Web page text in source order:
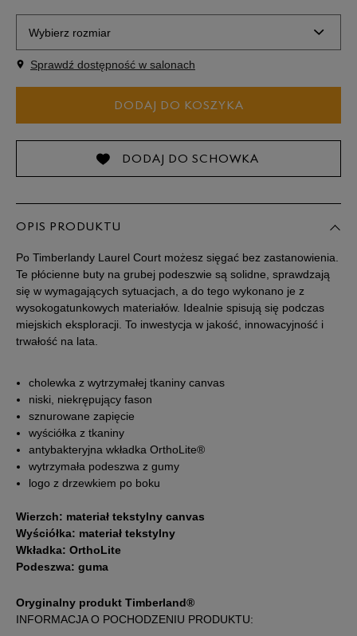
Wybierz rozmiar
Rozmiary EU
22,5 cm
23 cm Powiadom o dostępności
24,5 cm
39 25 cm Powiadom o dostępności
40 26 cm
26,5 cm
42 28 cm
Podane w centymetrach wymiary dotyczą długości stopy.
Zobacz jak zmierzyć stopę?
Sprawdź dostępność w salonach
DODAJ DO KOSZYKA
DODAJ DO SCHOWKA
OPIS PRODUKTU
Po Timberlandy Laurel Court możesz sięgać bez zastanowienia.
Te płócienne buty na grubej podeszwie są solidne, sprawdzają
się w wymagających sytuacjach, a do tego wykonano je z
wysokogatunkowych materiałów. Idealnie spisują się podczas
miejskich eksploracji. To inwestycja w jakość, innowacyjność i
trwałość na lata.
cholewka z wytrzymałej tkaniny canvas
niski, niekrępujący fason
sznurowane zapięcie
wyściółka z tkaniny
antybakteryjna wkładka OrthoLite®
wytrzymała podeszwa z gumy
logo z drzewkiem po boku
Wierzch: materiał tekstylny canvas
Wyściółka: materiał tekstylny
Wkładka: OrthoLite
Podeszwa: guma
Oryginalny produkt Timberland®
INFORMACJA O POCHODZENIU PRODUKTU: